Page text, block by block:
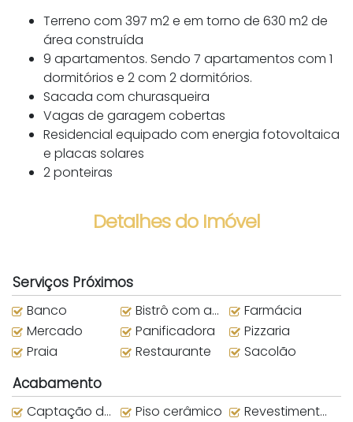
Terreno com 397 m2 e em torno de 630 m2 de
área construída
9 apartamentos. Sendo 7 apartamentos com 1
dormitórios e 2 com 2 dormitórios.
Sacada com churasqueira
Vagas de garagem cobertas
Residencial equipado com energia fotovoltaica
e placas solares
2 ponteiras
Detalhes do Imóvel
Serviços Próximos
Banco Bistrô com adega
Farmácia
Mercado
Panificadora
Pizzaria
Praia
Restaurante Sacolão
Acabamento
Captação de Água da Chuva Piso cerâmico Revestimento externo